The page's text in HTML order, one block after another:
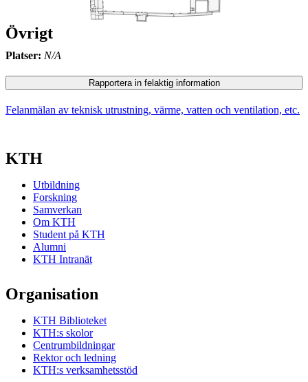
Övrigt
Platser: N/A
Rapportera in felaktig information
Felanmälan av teknisk utrustning, värme, vatten och ventilation, etc.
KTH
Utbildning
Forskning
Samverkan
Om KTH
Student på KTH
Alumni
KTH Intranät
Organisation
KTH Biblioteket
KTH:s skolor
Centrumbildningar
Rektor och ledning
KTH:s verksamhetsstöd